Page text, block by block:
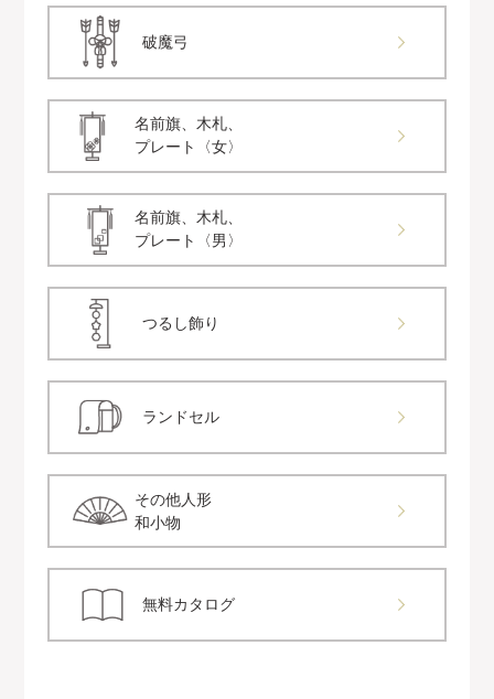
破魔弓
名前旗、木札、
プレート〈女〉
名前旗、木札、
プレート〈男〉
つるし飾り
ランドセル
その他人形
和小物
無料カタログ